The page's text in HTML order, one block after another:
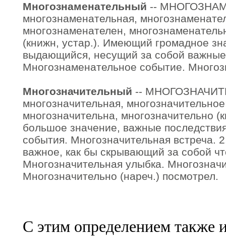
Многознаменательный --
многознаменательная,
многознаменателен,
(книжн, устар.). Имеющий громадное
выдающийся, несущий за собой важные
Многознаменательное событие.
Многозначительный --
многозначительная,
многозначительна, многозначительно
большое значение, важные
события. Многозначительная встреча.
важное, как бы скрывающий за собой
Многозначительная улыбка.
Многозначительно (нареч.) посмотрел.
С этим определением также